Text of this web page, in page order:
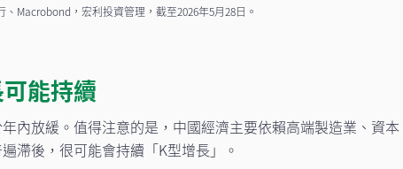
Macrobond，宏利投資管理，截至2026年5月28日。
能持續
內放緩。值得注意的是，中國經濟主要依賴高端製造業、資本
滯後，很可能會持續「K型增長」。